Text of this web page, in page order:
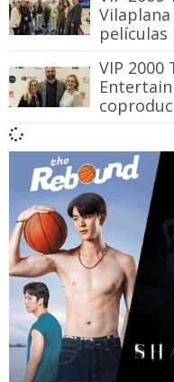
películas
VIP 2000